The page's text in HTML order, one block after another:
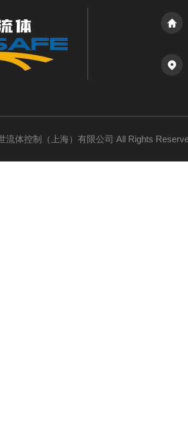
流体控制（上海）有限公司 All Rights